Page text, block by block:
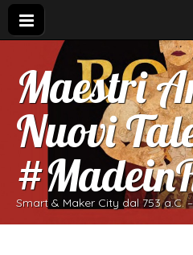
Maestri
Nuovi
Smart & Maker City dal 753 a.C.